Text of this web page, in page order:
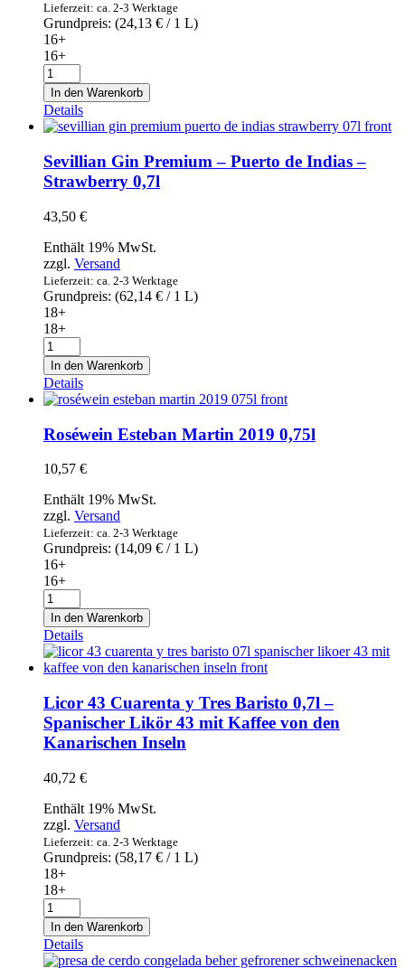
Lieferzeit: ca. 2-3 Werktage
Grundpreis: (24,13 € / 1 L)
16+
16+
Rotwein
Finca
O
Roncal
Monterrei
Mencia
2018
0,75l
In den Warenkorb
Details
Sevillian Gin Premium – Puerto de Indias –
Strawberry 0,7l
43,50 €
Enthält 19% MwSt.
zzgl. Versand
Lieferzeit: ca. 2-3 Werktage
Grundpreis: (62,14 € / 1 L)
18+
18+
Sevillian
Gin
Premium
-
Puerto
de
Indias
Strawberry
Menge
In den Warenkorb
Details
Roséwein Esteban Martin 2019 0,75l
10,57 €
Enthält 19% MwSt.
zzgl. Versand
Lieferzeit: ca. 2-3 Werktage
Grundpreis: (14,09 € / 1 L)
16+
16+
Roséwein
Esteban
Martin
2019
0,75l
Menge
In den Warenkorb
Details
Licor 43 Cuarenta y Tres Baristo 0,7l –
Spanischer Likör 43 mit Kaffee von den
Kanarischen Inseln
40,72 €
Enthält 19% MwSt.
zzgl. Versand
Lieferzeit: ca. 2-3 Werktage
Grundpreis: (58,17 € / 1 L)
18+
18+
Licor
43
Cuarenta
y
In den Warenkorb
Details